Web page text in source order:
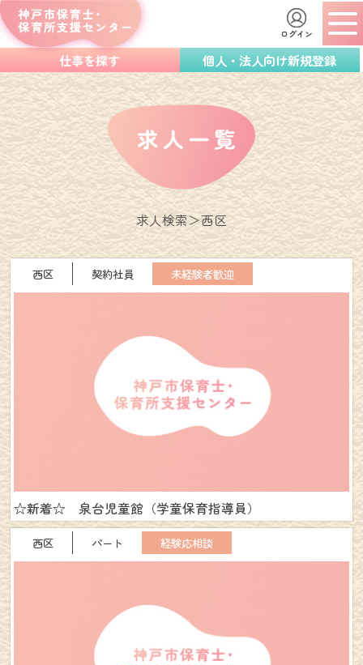
ログイン
仕事を探す 個人・法人向け新規登録
求人検索 西区
西区 契約社員 未経験者歓迎
☆新着☆ 泉台児童館（学童保育指導員）
西区 パート 経験応相談